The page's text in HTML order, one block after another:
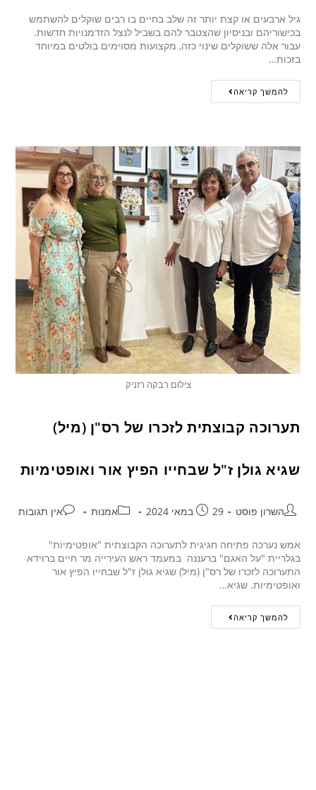
גיל ארבעים או קצת יותר זה שלב בחיים בו רבים שוקלים להשתמש
בכישוריהם ובניסיון שהצטבר להם בשביל לנצל הזדמנויות חדשות.
עבור אלה ששוקלים שינוי כזה‚ מקצועות מסוימים בולטים במיוחד
בזכות…
להמשך קריאה
צילום רבקה רזניק
תערוכה קבוצתית לזכרו של רס"ן (מיל)
שגיא גולן ז"ל שבחייו הפיץ אור ואופטימיות
השרון פוסט 29 במאי 2024 אמנות אין תגובות
אמש נערכה פתיחה חגיגית לתערוכה הקבוצתית "אופטימיות"
בגלריית "על האגם" ברעננה במעמד ראש העירייה מר חיים ברוידא
התערוכה לזכרו של רס"ן (מיל) שגיא גולן ז"ל שבחייו הפיץ אור
ואופטימיות. שגיא…
להמשך קריאה